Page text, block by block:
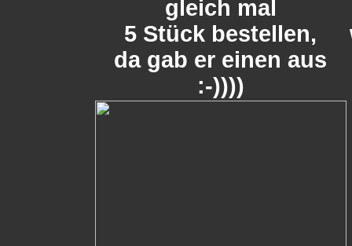
gleich mal
5 Stück bestellen,
da gab er einen aus
:-))))